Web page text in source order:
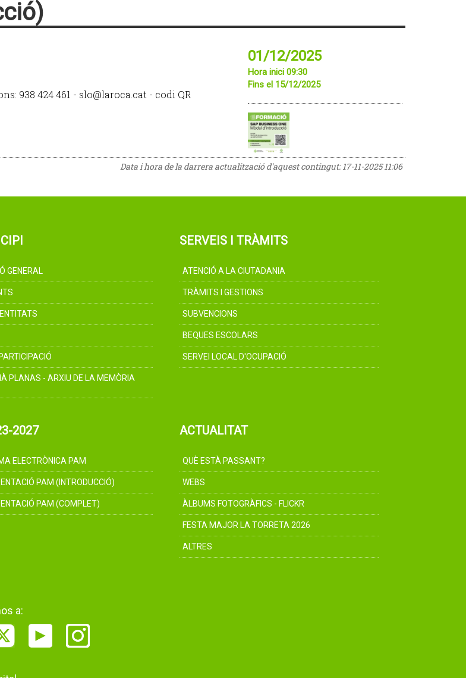
938 424 461 - slo@laroca.cat - codi QR
01/12/2025
Hora inici 09:30
Fins el 15/12/2025
Data i hora de la darrera actualització d'aquest contingut:17-11-2025 11:06
GENERAL
PLANAS - ARXIU DE LA MEMÒRIA
SERVEIS I TRÀMITS
ATENCIÓ A LA CIUTADANIA
TRÀMITS I GESTIONS
SUBVENCIONS
BEQUES ESCOLARS
SERVEI LOCAL D'OCUPACIÓ
2027
ELECTRÒNICA PAM
PAM (INTRODUCCIÓ)
PAM (COMPLET)
ACTUALITAT
QUÈ ESTÀ PASSANT?
WEBS
ÀLBUMS FOTOGRÀFICS - FLICKR
FESTA MAJOR LA TORRETA 2026
ALTRES
a: